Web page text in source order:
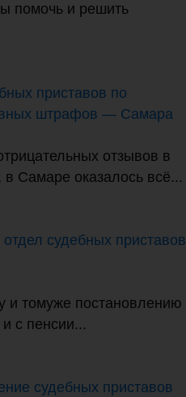
помочь и решить
приставов по
штрафов — Самара
отзывов в
в Самаре оказалось всё...
судебных приставов
и томуже постановлению
с пенсии...
судебных приставов